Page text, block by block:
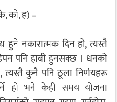
को, ह) –
हुने नकारात्मक दिन हो, त्यस्तै
पनि हाबी हुनसक्छ । धनको
त्यस्तै कुनै पनि ठूला निर्णयहरू
हो भने केही समय योजना